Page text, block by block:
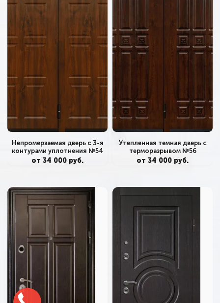
Непромерзаемая дверь с 3-я
контурами уплотнения №54
от 34 000 руб.
Утепленная темная дверь с
терморазрывом №56
от 34 000 руб.